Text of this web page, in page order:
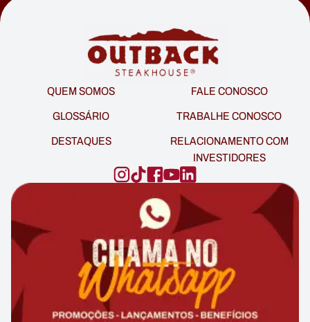
QUEM SOMOS
FALE CONOSCO
GLOSSÁRIO
TRABALHE CONOSCO
DESTAQUES
RELACIONAMENTO COM
INVESTIDORES